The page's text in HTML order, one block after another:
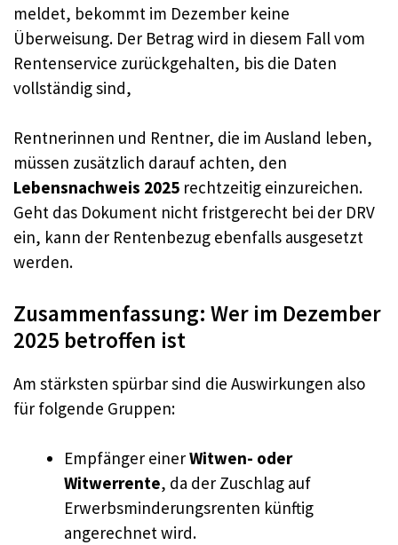
meldet, bekommt im Dezember keine
Überweisung. Der Betrag wird in diesem Fall vom
Rentenservice zurückgehalten, bis die Daten
vollständig sind,
Rentnerinnen und Rentner, die im Ausland leben,
müssen zusätzlich darauf achten, den
Lebensnachweis 2025 rechtzeitig einzureichen.
Geht das Dokument nicht fristgerecht bei der DRV
ein, kann der Rentenbezug ebenfalls ausgesetzt
werden.
Zusammenfassung: Wer im Dezember
2025 betroffen ist
Am stärksten spürbar sind die Auswirkungen also
für folgende Gruppen:
Empfänger einerWitwen- oder
Witwerrente, da der Zuschlag auf
Erwerbsminderungsrenten künftig
angerechnet wird.